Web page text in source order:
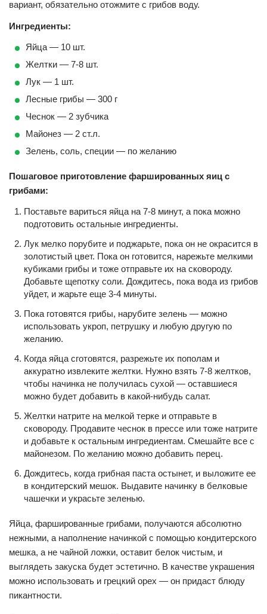
вариант, обязательно отожмите с грибов воду.
Ингредиенты:
Яйца — 10 шт.
Желтки — 7-8 шт.
Лук — 1 шт.
Лесные грибы — 300 г
Чеснок — 2 зубчика
Майонез — 2 ст.л.
Зелень, соль, специи — по желанию
Пошаговое приготовление фаршированных яиц с
грибами:
Поставьте вариться яйца на 7-8 минут, а пока можно
подготовить остальные ингредиенты.
Лук мелко порубите и поджарьте, пока он не окрасится в
золотистый цвет. Пока он готовится, нарежьте мелкими
кубиками грибы и тоже отправьте их на сковороду.
Добавьте щепотку соли. Дождитесь, пока вода из грибов
уйдет, и жарьте еще 3-4 минуты.
Пока готовятся грибы, нарубите зелень — можно
использовать укроп, петрушку и любую другую по
желанию.
Когда яйца сготовятся, разрежьте их пополам и
аккуратно извлеките желтки. Нужно взять 7-8 желтков,
чтобы начинка не получилась сухой — оставшиеся
можно будет добавить в какой-нибудь салат.
Желтки натрите на мелкой терке и отправьте в
сковороду. Продавите чеснок в прессе или тоже натрите
и добавьте к остальным ингредиентам. Смешайте все с
майонезом. По желанию можно добавить перец.
Дождитесь, когда грибная паста остынет, и выложите ее
в кондитерский мешок. Выдавите начинку в белковые
чашечки и украсьте зеленью.
Яйца, фаршированные грибами, получаются абсолютно
нежными, а наполнение начинкой с помощью кондитерского
мешка, а не чайной ложки, оставит белок чистым, и
выглядеть закуска будет эстетично. В качестве украшения
можно использовать и грецкий орех — он придаст блюду
пикантности.